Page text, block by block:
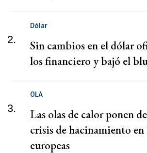
2.
Dólar
Sin cambios en el dólar
los financiero y bajó el
3.
OLA
Las olas de calor ponen
crisis de hacinamiento
europeas